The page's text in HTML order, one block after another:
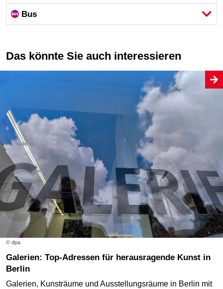
Bus
Das könnte Sie auch interessieren
© dpa
Galerien: Top-Adressen für herausragende Kunst in
Berlin
Galerien, Kunsträume und Ausstellungsräume in Berlin mit